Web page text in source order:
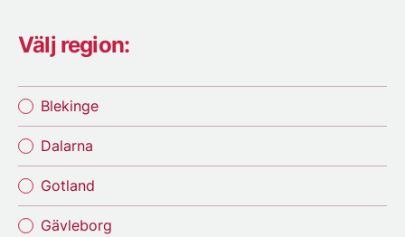
Välj region:
Blekinge
Dalarna
Gotland
Gävleborg